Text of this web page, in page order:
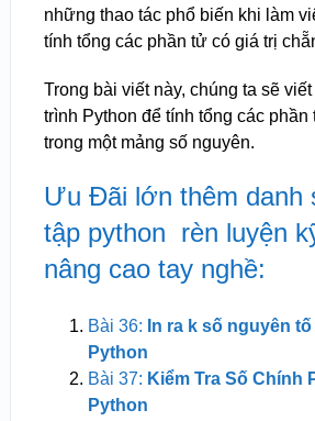
những thao tác phổ biến khi làm
tính tổng các phần tử có giá trị
Trong bài viết này, chúng ta sẽ
trình Python để tính tổng các phần
trong một mảng số nguyên.
Ưu Đãi lớn thêm danh
tập python rèn luyện
nâng cao tay nghề:
Bài 36: In ra k số nguyên
Python
Bài 37: Kiểm Tra Số Chính
Python